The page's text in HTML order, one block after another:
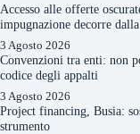
Accesso alle offerte
impugnazione decorre
3 Agosto 2026
Convenzioni tra enti: non
codice degli appalti
3 Agosto 2026
Project financing, Busia:
strumento